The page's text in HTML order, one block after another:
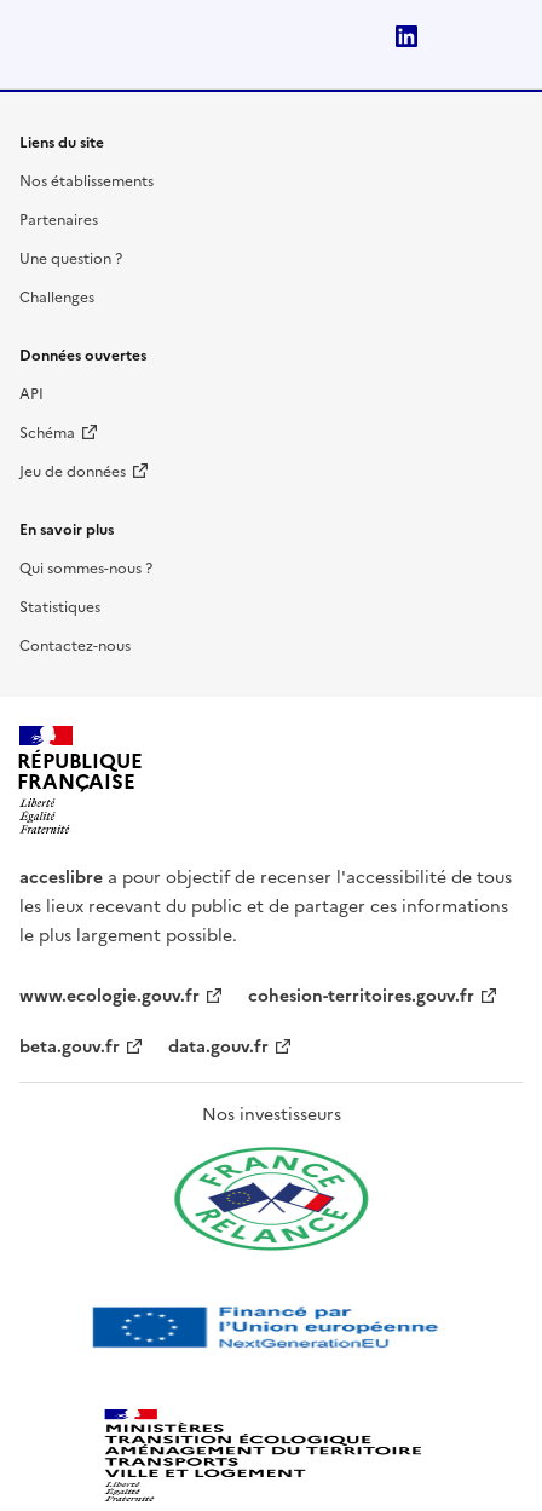
Liens du site
Nos établissements
Partenaires
Une question ?
Challenges
Données ouvertes
API
Schéma
Jeu de données
En savoir plus
Qui sommes-nous ?
Statistiques
Contactez-nous
RÉPUBLIQUE
FRANÇAISE
acceslibre a pour objectif de recenser l'accessibilité de tous
les lieux recevant du public et de partager ces informations
le plus largement possible.
www.ecologie.gouv.fr
cohesion-territoires.gouv.fr
beta.gouv.fr
data.gouv.fr
Nos investisseurs